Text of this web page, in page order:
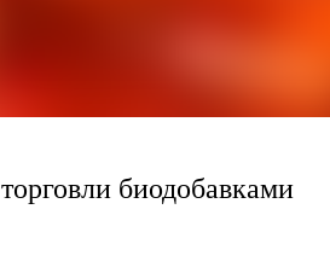
торговли биодобавками